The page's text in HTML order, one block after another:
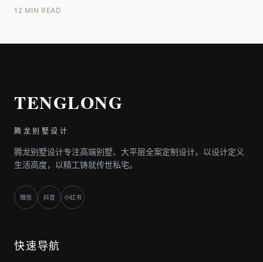
12 MIN READ
TENGLONG
腾龙别墅设计
腾龙别墅设计专注高端别墅、大平层全案定制设计。以设计定义
生活高度，以精工铸就传世私宅。
微信 抖音 小红书
快速导航